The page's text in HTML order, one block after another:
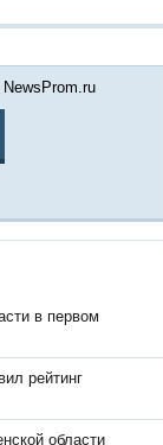
в первом
рейтинг
области